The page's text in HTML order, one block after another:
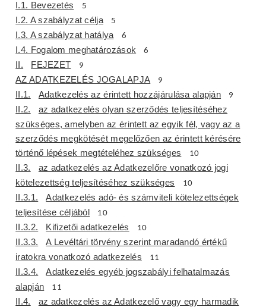
I.1. Bevezetés 5
I.2. A szabályzat célja 5
I.3. A szabályzat hatálya 6
I.4. Fogalom meghatározások 6
II. FEJEZET 9
AZ ADATKEZELÉS JOGALAPJA 9
II.1. Adatkezelés az érintett hozzájárulása alapján 9
II.2.
az adatkezelés olyan szerződés teljesítéséhez
szükséges, amelyben az érintett az egyik fél, vagy az a
szerződés megkötését megelőzően az érintett kérésére
történő lépések megtételéhez szükséges
10
II.3.
az adatkezelés az Adatkezelőre vonatkozó jogi
kötelezettség teljesítéséhez szükséges
10
II.3.1.
Adatkezelés adó- és számviteli kötelezettségek
teljesítése céljából
10
II.3.2. Kifizetői adatkezelés 10
II.3.3.
A Levéltári törvény szerint maradandó értékű
iratokra vonatkozó adatkezelés
11
II.3.4.
Adatkezelés egyéb jogszabályi felhatalmazás
alapján
11
II.4.
az adatkezelés az Adatkezelő vagy egy harmadik